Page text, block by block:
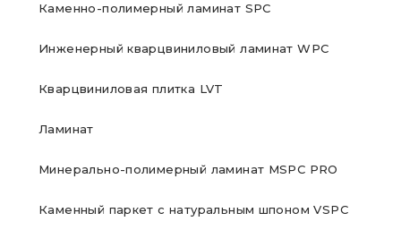
Каменно-полимерный ламинат SPC
Инженерный кварцвиниловый ламинат WPC
Кварцвиниловая плитка LVT
Ламинат
Минерально-полимерный ламинат MSPC PRO
Каменный паркет с натуральным шпоном VSPC